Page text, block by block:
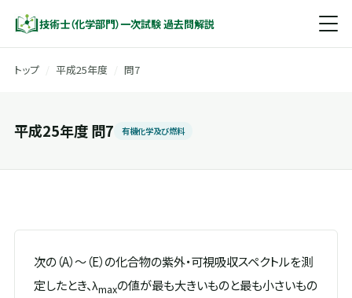
技術士（化学部門）一次試験 過去問解説
トップ 平成25年度 問7
平成25年度 問7 有機化学及び燃料
次の（A）～（E）の化合物の紫外・可視吸収スペクトルを測
定したとき、λmaxの値が最も大きいものと最も小さいもの